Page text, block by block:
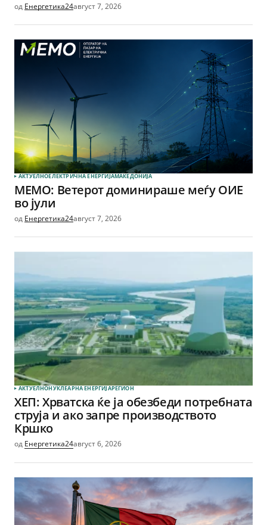
од Енергетика24август 7, 2026
АКТУЕЛНОЕЛЕКТРИЧНА ЕНЕРГИЈАМАКЕДОНИЈА
МЕМО: Ветерот доминираше меѓу ОИЕ
во јули
од Енергетика24август 7, 2026
АКТУЕЛНОНУКЛЕАРНА ЕНЕРГИЈАРЕГИОН
ХЕП: Хрватска ќе ја обезбеди потребната
струја и ако запре производството
Кршко
од Енергетика24август 6, 2026